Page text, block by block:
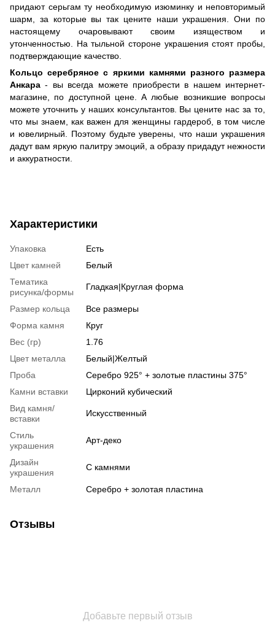
придают серьгам ту необходимую изюминку и неповторимый
шарм, за которые вы так цените наши украшения. Они по
настоящему очаровывают своим изяществом и
утонченностью. На тыльной стороне украшения стоят пробы,
подтверждающие качество.
Кольцо серебряное с яркими камнями разного размера
Анкара - вы всегда можете приобрести в нашем интернет-
магазине, по доступной цене. А любые возникшие вопросы
можете уточнить у наших консультантов. Вы цените нас за то,
что мы знаем, как важен для женщины гардероб, в том числе
и ювелирный. Поэтому будьте уверены, что наши украшения
дадут вам яркую палитру эмоций, а образу придадут нежности
и аккуратности.
Характеристики
Упаковка
Есть
Цвет камней
Белый
Тематика
рисунка/формы
Гладкая|Круглая форма
Размер кольца
Все размеры
Форма камня
Круг
Вес (гр)
1.76
Цвет металла
Белый|Желтый
Проба
Серебро 925° + золотые пластины 375°
Камни вставки
Цирконий кубический
Вид камня/
вставки
Искусственный
Стиль
украшения
Арт-деко
Дизайн
украшения
С камнями
Металл Серебро + золотая пластина
Отзывы
Добавьте первый отзыв